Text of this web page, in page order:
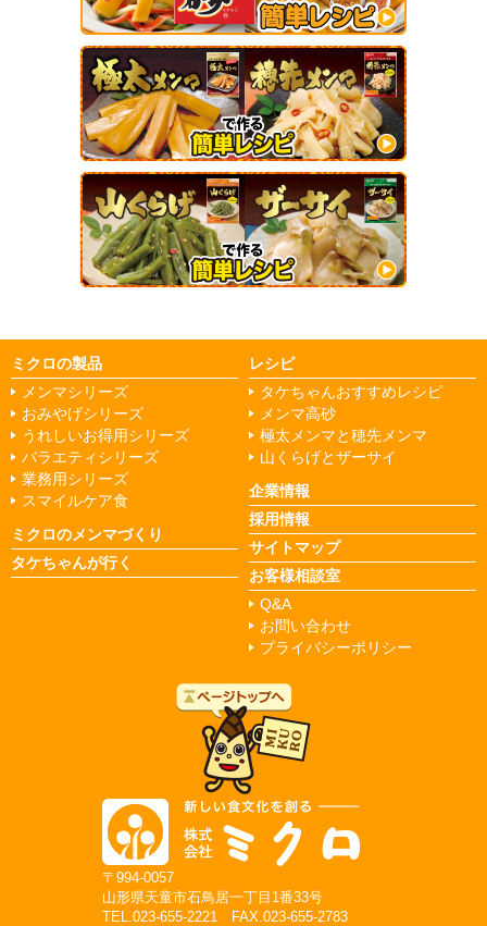
ミクロの製品
メンマシリーズ
おみやげシリーズ
うれしいお得用シリーズ
バラエティシリーズ
業務用シリーズ
スマイルケア食
ミクロのメンマづくり
タケちゃんが行く
レシピ
タケちゃんおすすめレシピ
メンマ高砂
極太メンマと穂先メンマ
山くらげとザーサイ
企業情報
採用情報
サイトマップ
お客様相談室
Q&A
お問い合わせ
プライバシーポリシー
〒994-0057
山形県天童市石鳥居一丁目1番33号
TEL.023-655-2221 FAX.023-655-2783